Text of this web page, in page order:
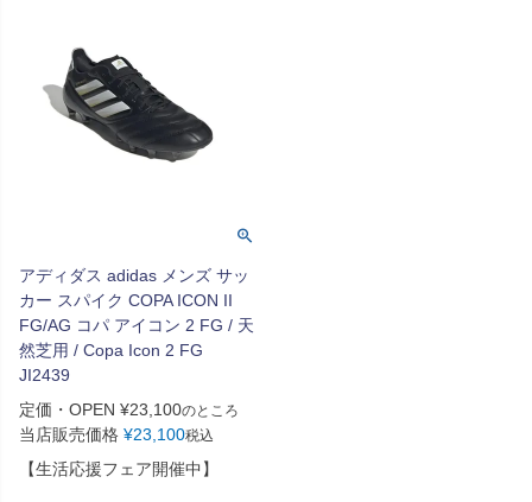
アディダス adidas メンズ サッ
カー スパイク COPA ICON II
FG/AG コパ アイコン 2 FG / 天
然芝用 / Copa Icon 2 FG
JI2439
定価・OPEN ¥23,100のところ
当店販売価格 ¥23,100税込
【生活応援フェア開催中】